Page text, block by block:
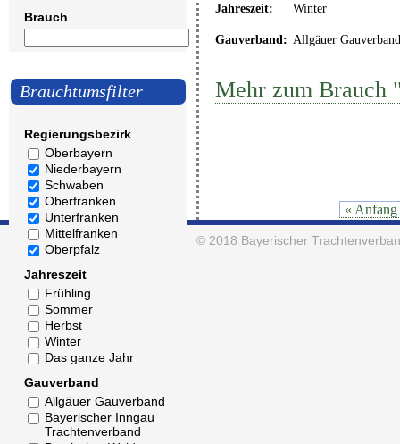
Brauch
Brauchtumsfilter
Regierungsbezirk
Oberbayern
Niederbayern
Schwaben
Oberfranken
Unterfranken
Mittelfranken
Oberpfalz
Jahreszeit
Frühling
Sommer
Herbst
Winter
Das ganze Jahr
Gauverband
Allgäuer Gauverband
Bayerischer Inngau
Trachtenverband
Jahreszeit: Winter
Gauverband: Allgäuer Gauverband
Mehr zum Brauch
« Anfang
© 2018 Bayerischer